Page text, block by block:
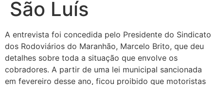
São Luís
A entrevista foi concedida pelo Presidente do Sindicato
dos Rodoviários do Maranhão, Marcelo Brito, que deu
detalhes sobre toda a situação que envolve os
cobradores. A partir de uma lei municipal sancionada
em fevereiro desse ano, ficou proibido que motoristas